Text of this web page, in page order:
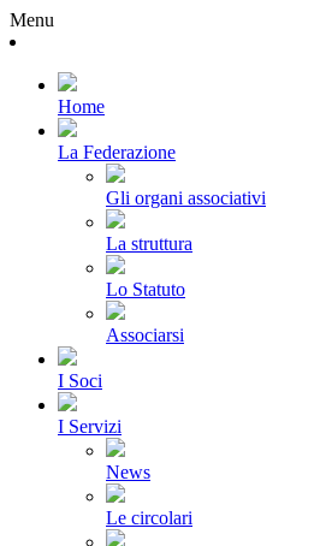
Menu
Home
La Federazione
Gli organi associativi
La struttura
Lo Statuto
Associarsi
I Soci
I Servizi
News
Le circolari